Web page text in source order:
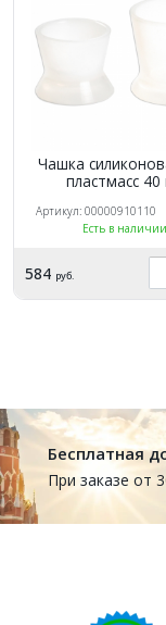
Чашка силиконовая
пластмасс 40
Артикул:
Есть в наличии
584 руб.
Бесплатная
При заказе от